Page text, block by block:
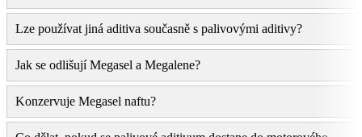
Lze používat jiná aditiva současně s palivovými aditivy?
Jak se odlišují Megasel a Megalene?
Konzervuje Megasel naftu?